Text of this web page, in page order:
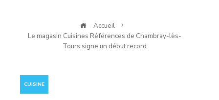
Accueil
Le magasin Cuisines Références de Chambray-lès-
Tours signe un début record
CUISINE